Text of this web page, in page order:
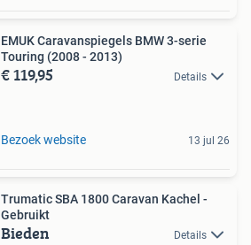
EMUK Caravanspiegels BMW 3-serie
Touring (2008 - 2013)
€ 119,95 Details
Bezoek website 13 jul 26
Trumatic SBA 1800 Caravan Kachel -
Gebruikt
Bieden Details